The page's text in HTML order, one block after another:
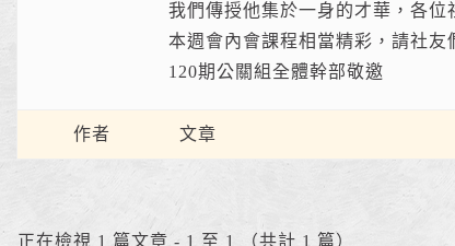
我們傳授他集於一身的才華，各位
本週會內會課程相當精彩，請社友
120期公關組全體幹部敬邀
作者 文章
正在檢視 1 篇文章 - 1 至 1 （共計 1 篇）